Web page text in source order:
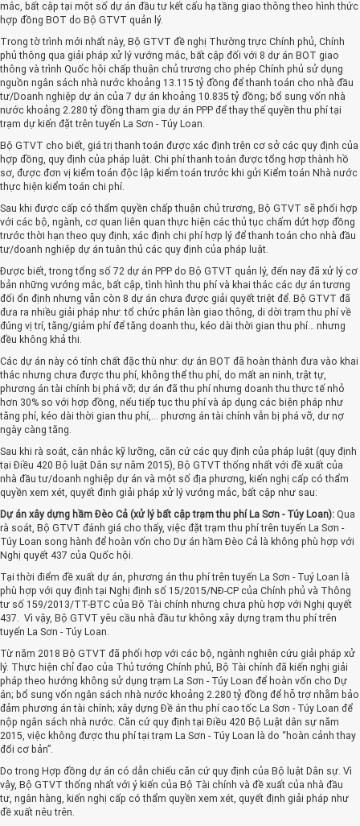
mắc, bất cập tại một số dự án đầu tư kết cấu hạ tầng giao thông theo hình thức
hợp đồng BOT do Bộ GTVT quản lý.
Trong tờ trình mới nhất này, Bộ GTVT đề nghị Thường trực Chính phủ, Chính
phủ thông qua giải pháp xử lý vướng mắc, bất cập đối với 8 dự án BOT giao
thông và trình Quốc hội chấp thuận chủ trương cho phép Chính phủ sử dụng
nguồn ngân sách nhà nước khoảng 13.115 tỷ đồng để thanh toán cho nhà đầu
tư/Doanh nghiệp dự án của 7 dự án khoảng 10.835 tỷ đồng; bổ sung vốn nhà
nước khoảng 2.280 tỷ đồng tham gia dự án PPP để thay thế quyền thu phí tại
trạm dự kiến đặt trên tuyến La Sơn - Túy Loan.
Bộ GTVT cho biết, giá trị thanh toán được xác định trên cơ sở các quy định của
hợp đồng, quy định của pháp luật. Chi phí thanh toán được tổng hợp thành hồ
sơ, được đơn vị kiểm toán độc lập kiểm toán trước khi gửi Kiểm toán Nhà nước
thực hiện kiểm toán chi phí.
Sau khi được cấp có thẩm quyền chấp thuận chủ trương, Bộ GTVT sẽ phối hợp
với các bộ, ngành, cơ quan liên quan thực hiện các thủ tục chấm dứt hợp đồng
trước thời hạn theo quy định; xác định chi phí hợp lý để thanh toán cho nhà đầu
tư/doanh nghiệp dự án tuân thủ các quy định của pháp luật.
Được biết, trong tổng số 72 dự án PPP do Bộ GTVT quản lý, đến nay đã xử lý cơ
bản những vướng mắc, bất cập, tình hình thu phí và khai thác các dự án tương
đối ổn định nhưng vẫn còn 8 dự án chưa được giải quyết triệt để. Bộ GTVT đã
đưa ra nhiều giải pháp như: tổ chức phân làn giao thông, di dời trạm thu phí về
đúng vị trí, tăng/giảm phí để tăng doanh thu, kéo dài thời gian thu phí… nhưng
đều không khả thi.
Các dự án này có tính chất đặc thù như: dự án BOT đã hoàn thành đưa vào khai
thác nhưng chưa được thu phí, không thể thu phí, do mất an ninh, trật tự,
phương án tài chính bị phá vỡ; dự án đã thu phí nhưng doanh thu thực tế nhỏ
hơn 30% so với hợp đồng, nếu tiếp tục thu phí và áp dụng các biện pháp như
tăng phí, kéo dài thời gian thu phí,... phương án tài chính vẫn bị phá vỡ, dư nợ
ngày càng tăng.
Sau khi rà soát, cân nhắc kỹ lưỡng, căn cứ các quy định của pháp luật (quy định
tại Điều 420 Bộ luật Dân sự năm 2015), Bộ GTVT thống nhất với đề xuất của
nhà đầu tư/doanh nghiệp dự án và một số địa phương, kiến nghị cấp có thẩm
quyền xem xét, quyết định giải pháp xử lý vướng mắc, bất cập như sau:
Dự án xây dựng hầm Đèo Cả (xử lý bất cập trạm thu phí La Sơn - Túy Loan): Qua
rà soát, Bộ GTVT đánh giá cho thấy, việc đặt trạm thu phí trên tuyến La Sơn -
Túy Loan song hành để hoàn vốn cho Dự án hầm Đèo Cả là không phù hợp với
Nghị quyết 437 của Quốc hội.
Tại thời điểm đề xuất dự án, phương án thu phí trên tuyến La Sơn - Tuý Loan là
phù hợp với quy định tại Nghị định số 15/2015/NĐ-CP của Chính phủ và Thông
tư số 159/2013/TT-BTC của Bộ Tài chính nhưng chưa phù hợp với Nghị quyết
437. Vì vậy, Bộ GTVT yêu cầu nhà đầu tư không xây dựng trạm thu phí trên
tuyến La Sơn - Túy Loan.
Từ năm 2018 Bộ GTVT đã phối hợp với các bộ, ngành nghiên cứu giải pháp xử
lý. Thực hiện chỉ đạo của Thủ tướng Chính phủ, Bộ Tài chính đã kiến nghị giải
pháp theo hướng không sử dụng trạm La Sơn - Túy Loan để hoàn vốn cho Dự
án; bổ sung vốn ngân sách nhà nước khoảng 2.280 tỷ đồng để hỗ trợ nhằm bảo
đảm phương án tài chính; xây dựng Đề án thu phí cao tốc La Sơn - Túy Loan để
nộp ngân sách nhà nước. Căn cứ quy định tại Điều 420 Bộ Luật dân sự năm
2015, việc không được thu phí tại trạm La Sơn - Túy Loan là do “hoàn cảnh thay
đổi cơ bản”.
Do trong Hợp đồng dự án có dẫn chiếu căn cứ quy định của Bộ luật Dân sự. Vì
vậy, Bộ GTVT thống nhất với ý kiến của Bộ Tài chính và đề xuất của nhà đầu
tư, ngân hàng, kiến nghị cấp có thẩm quyền xem xét, quyết định giải pháp như
đề xuất nêu trên.